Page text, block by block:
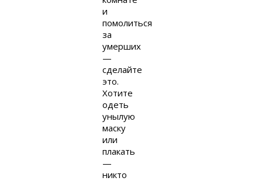
и
помолиться
за
умерших
—
сделайте
это.
Хотите
одеть
унылую
маску
или
плакать
—
никто